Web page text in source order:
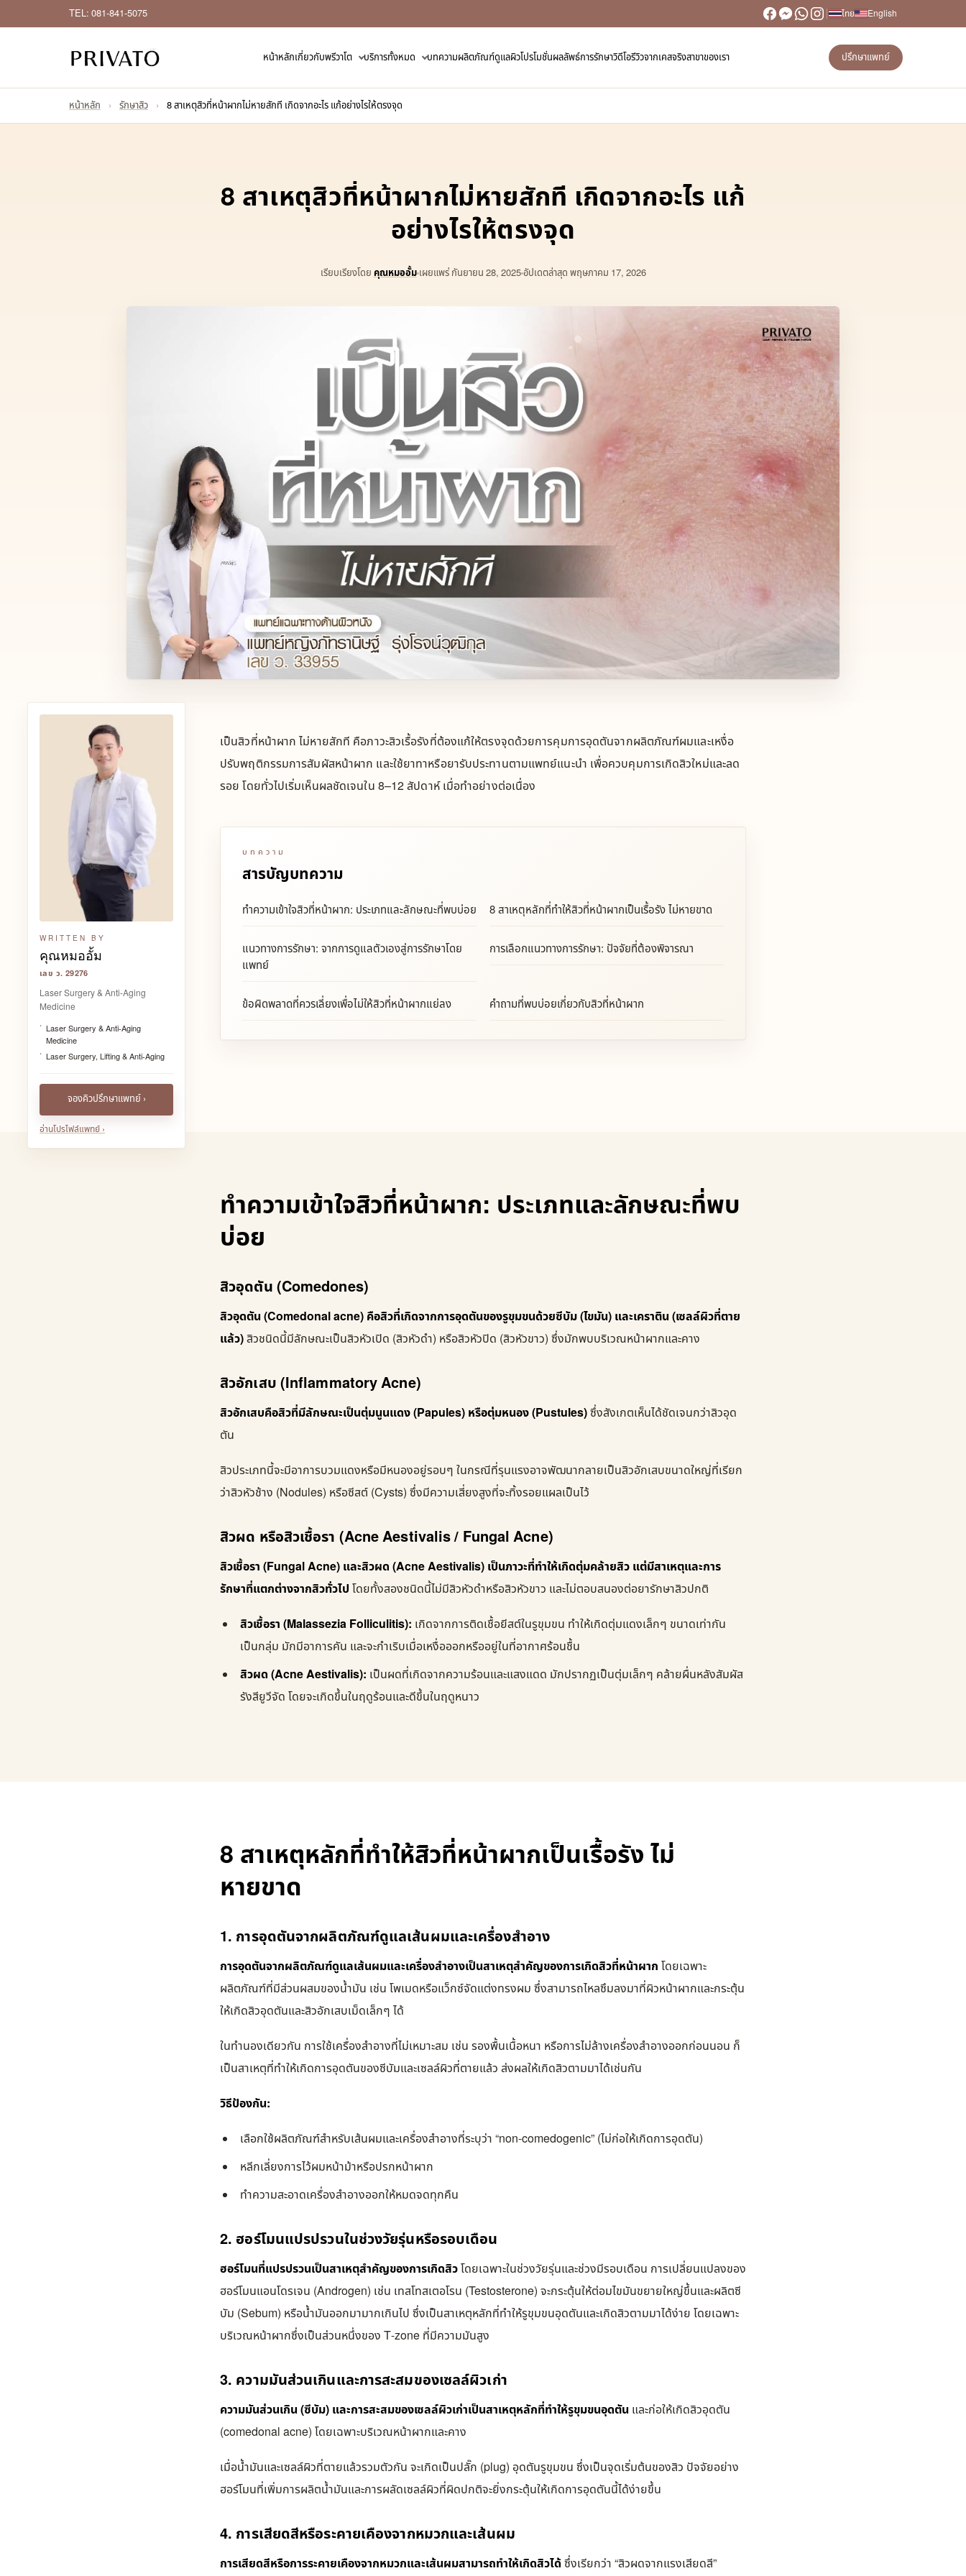
TEL: 081-841-5075 ไทย English
หน้าหลักเกี่ยวกับพรีวาโต บริการทั้งหมด บทความผลิตภัณฑ์ดูแลผิวโปรโมชั่นผลลัพธ์การรักษาวิดีโอรีวิวจากเคสจริงสาขาของเรา ปรึกษาแพทย์
หน้าหลัก › รักษาสิว › 8 สาเหตุสิวที่หน้าผากไม่หายสักที เกิดจากอะไร แก้อย่างไรให้ตรงจุด
8 สาเหตุสิวที่หน้าผากไม่หายสักที เกิดจากอะไร แก้
อย่างไรให้ตรงจุด
เรียบเรียงโดยคุณหมออั้มเผยแพร่ กันยายน 28, 2025อัปเดตล่าสุด พฤษภาคม 17, 2026
WRITTEN BY
คุณหมออั้ม
เลข ว. 29276
Laser Surgery & Anti-Aging
Medicine
Laser Surgery & Anti-Aging
Medicine
Laser Surgery, Lifting & Anti-Aging
จองคิวปรึกษาแพทย์ ›
อ่านโปรไฟล์แพทย์ ›
เป็นสิวที่หน้าผาก ไม่หายสักที คือภาวะสิวเรื้อรังที่ต้องแก้ให้ตรงจุดด้วยการคุมการอุดตันจากผลิตภัณฑ์ผมและเหงื่อ
ปรับพฤติกรรมการสัมผัสหน้าผาก และใช้ยาทาหรือยารับประทานตามแพทย์แนะนำ เพื่อควบคุมการเกิดสิวใหม่และลด
รอย โดยทั่วไปเริ่มเห็นผลชัดเจนใน 8–12 สัปดาห์ เมื่อทำอย่างต่อเนื่อง
บทความ
สารบัญบทความ
ทำความเข้าใจสิวที่หน้าผาก: ประเภทและลักษณะที่พบบ่อย 8 สาเหตุหลักที่ทำให้สิวที่หน้าผากเป็นเรื้อรัง ไม่หายขาด
แนวทางการรักษา: จากการดูแลตัวเองสู่การรักษาโดย
แพทย์
การเลือกแนวทางการรักษา: ปัจจัยที่ต้องพิจารณา
ข้อผิดพลาดที่ควรเลี่ยงเพื่อไม่ให้สิวที่หน้าผากแย่ลง คำถามที่พบบ่อยเกี่ยวกับสิวที่หน้าผาก
ทำความเข้าใจสิวที่หน้าผาก: ประเภทและลักษณะที่พบ
บ่อย
สิวอุดตัน (Comedones)
สิวอุดตัน (Comedonal acne) คือสิวที่เกิดจากการอุดตันของรูขุมขนด้วยซีบัม (ไขมัน) และเคราติน (เซลล์ผิวที่ตาย
แล้ว)สิวชนิดนี้มีลักษณะเป็นสิวหัวเปิด (สิวหัวดำ) หรือสิวหัวปิด (สิวหัวขาว) ซึ่งมักพบบริเวณหน้าผากและคาง
สิวอักเสบ (Inflammatory Acne)
สิวอักเสบคือสิวที่มีลักษณะเป็นตุ่มนูนแดง (Papules) หรือตุ่มหนอง (Pustules)ซึ่งสังเกตเห็นได้ชัดเจนกว่าสิวอุด
ตัน
สิวประเภทนี้จะมีอาการบวมแดงหรือมีหนองอยู่รอบๆ ในกรณีที่รุนแรงอาจพัฒนากลายเป็นสิวอักเสบขนาดใหญ่ที่เรียก
ว่าสิวหัวช้าง (Nodules) หรือซีสต์ (Cysts) ซึ่งมีความเสี่ยงสูงที่จะทิ้งรอยแผลเป็นไว้
สิวผด หรือสิวเชื้อรา (Acne Aestivalis / Fungal Acne)
สิวเชื้อรา (Fungal Acne) และสิวผด (Acne Aestivalis) เป็นภาวะที่ทำให้เกิดตุ่มคล้ายสิว แต่มีสาเหตุและการ
รักษาที่แตกต่างจากสิวทั่วไป โดยทั้งสองชนิดนี้ไม่มีสิวหัวดำหรือสิวหัวขาว และไม่ตอบสนองต่อยารักษาสิวปกติ
สิวเชื้อรา (Malassezia Folliculitis): เกิดจากการติดเชื้อยีสต์ในรูขุมขน ทำให้เกิดตุ่มแดงเล็กๆ ขนาดเท่ากัน
เป็นกลุ่ม มักมีอาการคัน และจะกำเริบเมื่อเหงื่อออกหรืออยู่ในที่อากาศร้อนชื้น
สิวผด (Acne Aestivalis): เป็นผดที่เกิดจากความร้อนและแสงแดด มักปรากฏเป็นตุ่มเล็กๆ คล้ายผื่นหลังสัมผัส
รังสียูวีจัด โดยจะเกิดขึ้นในฤดูร้อนและดีขึ้นในฤดูหนาว
8 สาเหตุหลักที่ทำให้สิวที่หน้าผากเป็นเรื้อรัง ไม่
หายขาด
1. การอุดตันจากผลิตภัณฑ์ดูแลเส้นผมและเครื่องสำอาง
การอุดตันจากผลิตภัณฑ์ดูแลเส้นผมและเครื่องสำอางเป็นสาเหตุสำคัญของการเกิดสิวที่หน้าผาก โดยเฉพาะ
ผลิตภัณฑ์ที่มีส่วนผสมของน้ำมัน เช่น โพเมดหรือแว็กซ์จัดแต่งทรงผม ซึ่งสามารถไหลซึมลงมาที่ผิวหน้าผากและกระตุ้น
ให้เกิดสิวอุดตันและสิวอักเสบเม็ดเล็กๆ ได้
ในทำนองเดียวกัน การใช้เครื่องสำอางที่ไม่เหมาะสม เช่น รองพื้นเนื้อหนา หรือการไม่ล้างเครื่องสำอางออกก่อนนอน ก็
เป็นสาเหตุที่ทำให้เกิดการอุดตันของซีบัมและเซลล์ผิวที่ตายแล้ว ส่งผลให้เกิดสิวตามมาได้เช่นกัน
วิธีป้องกัน:
เลือกใช้ผลิตภัณฑ์สำหรับเส้นผมและเครื่องสำอางที่ระบุว่า “non-comedogenic” (ไม่ก่อให้เกิดการอุดตัน)
หลีกเลี่ยงการไว้ผมหน้าม้าหรือปรกหน้าผาก
ทำความสะอาดเครื่องสำอางออกให้หมดจดทุกคืน
2. ฮอร์โมนแปรปรวนในช่วงวัยรุ่นหรือรอบเดือน
ฮอร์โมนที่แปรปรวนเป็นสาเหตุสำคัญของการเกิดสิวโดยเฉพาะในช่วงวัยรุ่นและช่วงมีรอบเดือน การเปลี่ยนแปลงของ
ฮอร์โมนแอนโดรเจน (Androgen) เช่น เทสโทสเตอโรน (Testosterone) จะกระตุ้นให้ต่อมไขมันขยายใหญ่ขึ้นและผลิตซี
บัม (Sebum) หรือน้ำมันออกมามากเกินไป ซึ่งเป็นสาเหตุหลักที่ทำให้รูขุมขนอุดตันและเกิดสิวตามมาได้ง่าย โดยเฉพาะ
บริเวณหน้าผากซึ่งเป็นส่วนหนึ่งของ T-zone ที่มีความมันสูง
3. ความมันส่วนเกินและการสะสมของเซลล์ผิวเก่า
ความมันส่วนเกิน (ซีบัม) และการสะสมของเซลล์ผิวเก่าเป็นสาเหตุหลักที่ทำให้รูขุมขนอุดตัน และก่อให้เกิดสิวอุดตัน
(comedonal acne) โดยเฉพาะบริเวณหน้าผากและคาง
เมื่อน้ำมันและเซลล์ผิวที่ตายแล้วรวมตัวกัน จะเกิดเป็นปลั๊ก (plug) อุดตันรูขุมขน ซึ่งเป็นจุดเริ่มต้นของสิว ปัจจัยอย่าง
ฮอร์โมนที่เพิ่มการผลิตน้ำมันและการผลัดเซลล์ผิวที่ผิดปกติจะยิ่งกระตุ้นให้เกิดการอุดตันนี้ได้ง่ายขึ้น
4. การเสียดสีหรือระคายเคืองจากหมวกและเส้นผม
การเสียดสีหรือการระคายเคืองจากหมวกและเส้นผมสามารถทำให้เกิดสิวได้ซึ่งเรียกว่า “สิวผดจากแรงเสียดสี”